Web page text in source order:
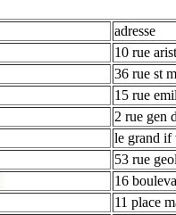
adresse
10 rue
36 rue st
15 rue
2 rue gen
le grand if
53 rue
16
11 place